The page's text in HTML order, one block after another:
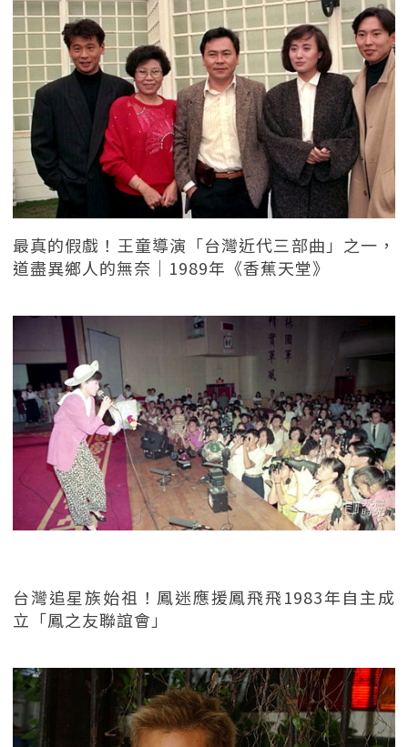
最真的假戲！王童導演「台灣近代三部曲」之一，
道盡異鄉人的無奈｜1989年《香蕉天堂》
台灣追星族始祖！鳳迷應援鳳飛飛1983年自主成
立「鳳之友聯誼會」